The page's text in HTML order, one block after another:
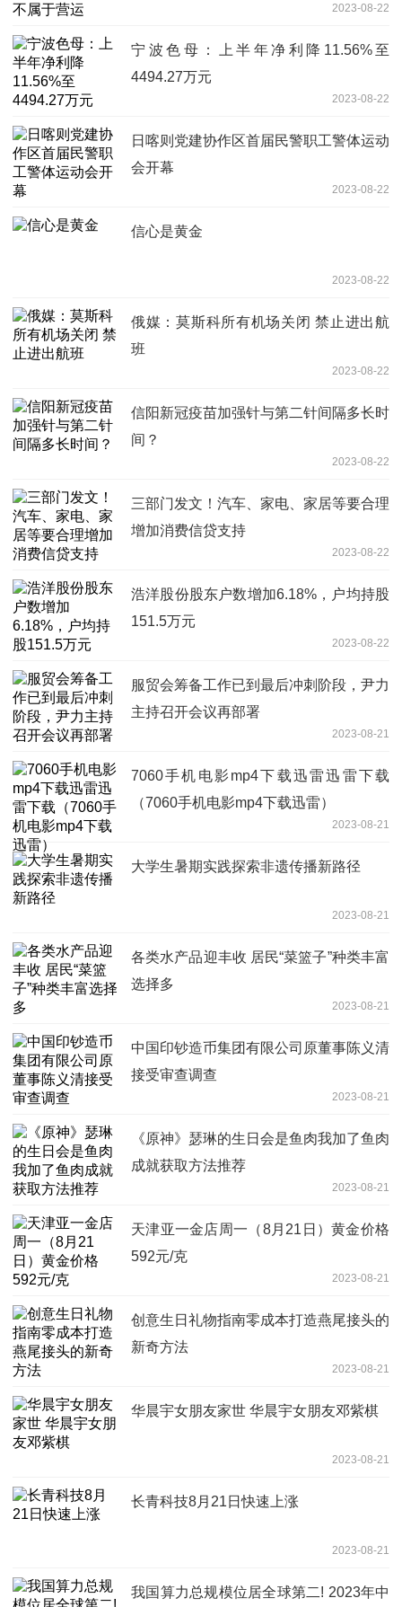
2023-08-22
宁波色母：上半年净利降11.56%至
4494.27万元
2023-08-22
日喀则党建协作区首届民警职工警体运动
会开幕
2023-08-22
信心是黄金
2023-08-22
俄媒：莫斯科所有机场关闭 禁止进出航
班
2023-08-22
信阳新冠疫苗加强针与第二针间隔多长时
间？
2023-08-22
三部门发文！汽车、家电、家居等要合理
增加消费信贷支持
2023-08-22
浩洋股份股东户数增加6.18%，户均持股
151.5万元
2023-08-22
服贸会筹备工作已到最后冲刺阶段，尹力
主持召开会议再部署
2023-08-21
7060手机电影mp4下载迅雷迅雷下载
（7060手机电影mp4下载迅雷）
2023-08-21
大学生暑期实践探索非遗传播新路径
2023-08-21
各类水产品迎丰收 居民“菜篮子”种类丰富
选择多
2023-08-21
中国印钞造币集团有限公司原董事陈义清
接受审查调查
2023-08-21
《原神》瑟琳的生日会是鱼肉我加了鱼肉
成就获取方法推荐
2023-08-21
天津亚一金店周一（8月21日）黄金价格
592元/克
2023-08-21
创意生日礼物指南零成本打造燕尾接头的
新奇方法
2023-08-21
华晨宇女朋友家世 华晨宇女朋友邓紫棋
2023-08-21
长青科技8月21日快速上涨
2023-08-21
我国算力总规模位居全球第二! 2023年中